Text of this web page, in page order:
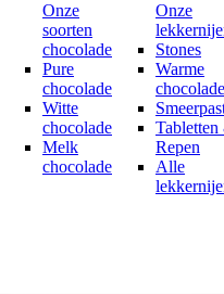
Onze
soorten
chocolade
Pure
chocolade
Witte
chocolade
Melk
chocolade
Onze
Stones
Warme
Repen
Alle